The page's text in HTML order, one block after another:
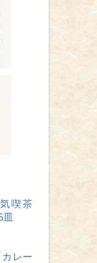
喫茶
カレー